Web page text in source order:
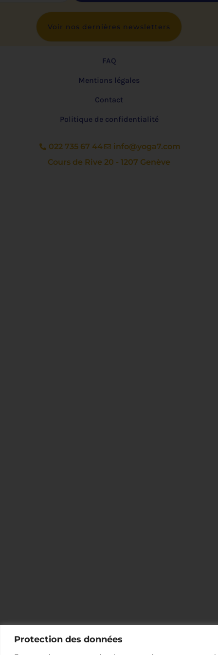
Protection des données
Voir nos dernières newsletters
FAQ
Mentions légales
Contact
Politique de confidentialité
022 735 67 44
info@yoga7.com
Cours de Rive 20 - 1207 Genève